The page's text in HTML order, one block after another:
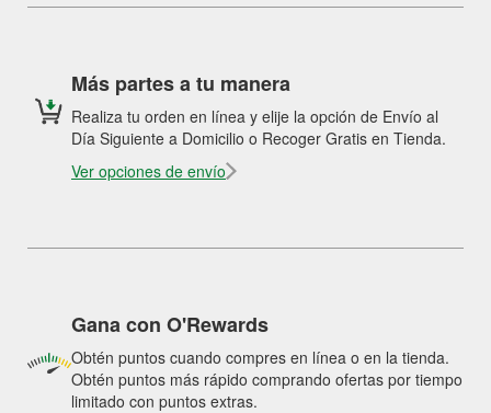
Más partes a tu manera
Realiza tu orden en línea y elije la opción de Envío al
Día Siguiente a Domicilio o Recoger Gratis en Tienda.
Ver opciones de envío
Gana con O'Rewards
Obtén puntos cuando compres en línea o en la tienda.
Obtén puntos más rápido comprando ofertas por tiempo
limitado con puntos extras.